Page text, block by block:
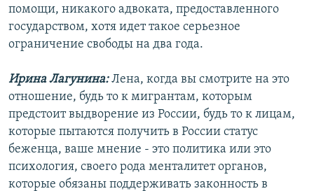
помощи, никакого адвоката, предоставленного
государством, хотя идет такое серьезное
ограничение свободы на два года.
Ирина Лагунина:Лена, когда вы смотрите на это
отношение, будь то к мигрантам, которым
предстоит выдворение из России, будь то к лицам,
которые пытаются получить в России статус
беженца, ваше мнение - это политика или это
психология, своего рода менталитет органов,
которые обязаны поддерживать законность в